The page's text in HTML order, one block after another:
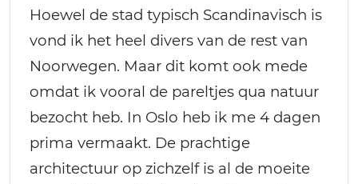
Hoewel de stad typisch Scandinavisch is
vond ik het heel divers van de rest van
Noorwegen. Maar dit komt ook mede
omdat ik vooral de pareltjes qua natuur
bezocht heb. In Oslo heb ik me 4 dagen
prima vermaakt. De prachtige
architectuur op zichzelf is al de moeite